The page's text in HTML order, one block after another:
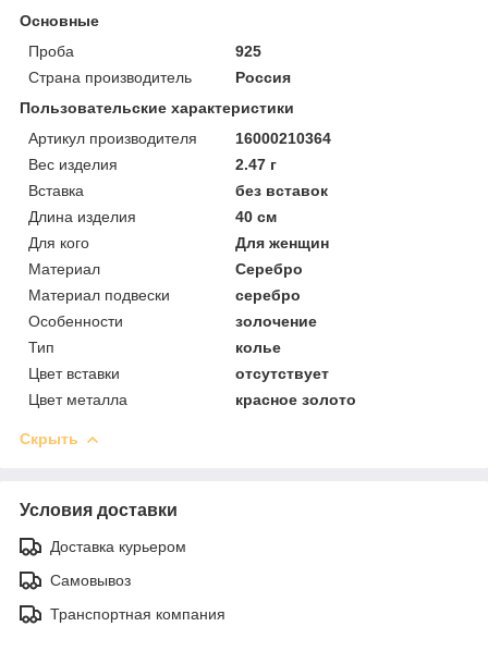
Основные
Проба
925
Страна производитель
Россия
Пользовательские характеристики
Артикул производителя
16000210364
Вес изделия
2.47 г
Вставка
без вставок
Длина изделия
40 см
Для кого
Для женщин
Материал
Серебро
Материал подвески
серебро
Особенности
золочение
Тип
колье
Цвет вставки
отсутствует
Цвет металла
красное золото
Скрыть
Условия доставки
Доставка курьером
Самовывоз
Транспортная компания